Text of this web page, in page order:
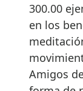
300.00
en los
Amigos